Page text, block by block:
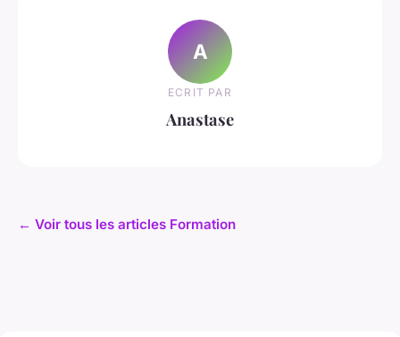
A
ECRIT PAR
Anastase
← Voir tous les articles Formation